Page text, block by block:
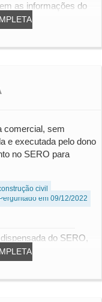
as informações do
comercial, sem
e executada pelo dono
no SERO para
civil
em 09/12/2022
do SERO,